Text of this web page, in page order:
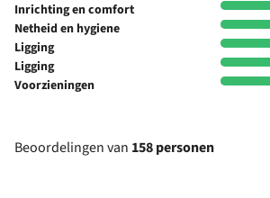
Inrichting en comfort
Netheid en hygiene
Ligging
Ligging
Voorzieningen
Beoordelingen van 158 personen